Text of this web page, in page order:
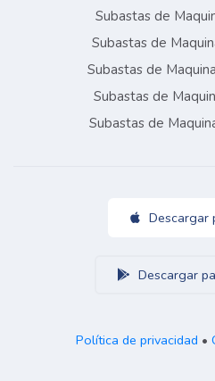
Subastas de
Subastas de
Subastas de
Subastas de
Subastas de
Descargar
Descargar
Política de privacidad •